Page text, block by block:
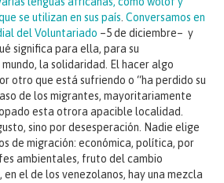
se utilizan en sus país .Conversamos en
del Voluntariado –5 de diciembre– y
significa para ella, para su
la solidaridad. El hacer algo
otro que está sufriendo o “ha perdido su
de los migrantes, mayoritariamente
esta otrora apacible localidad.
sino por desesperación. Nadie elige
de migración: económica, política, por
ambientales, fruto del cambio
el de los venezolanos, hay una mezcla